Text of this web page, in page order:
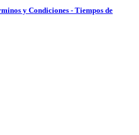
y Condiciones - Tiempos de